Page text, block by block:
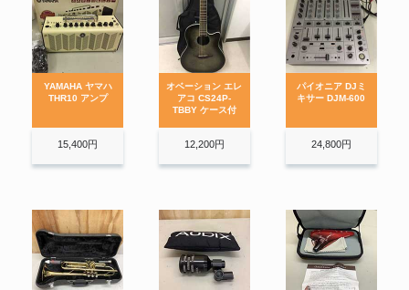
シンセサイザー
音源モジュールも売る。
アコーディオン
蛇腹の音色、高く売る。
電子ドラム Wave Drum
グレコ
Greco グレコ FA67 70 1986年
セミアコ エレキギター
FUJIGENGAKKI
Fender Japan Stratocaster
ST57-115 ストラトキャスター
Gibson
Gibson Custom Shop Tak
Gretsch
GRETSCH グレッチ Model
Buffet Crampon
Buffet Crampon Prestige ビュッ
フェ クランポン プレステージ
YAMAHA ヤマハ
THR10 アンプ
15,400円
オベーション エレ
アコ CS24P-
TBBY ケース付
12,200円
パイオニア DJミ
キサー DJM-600
24,800円